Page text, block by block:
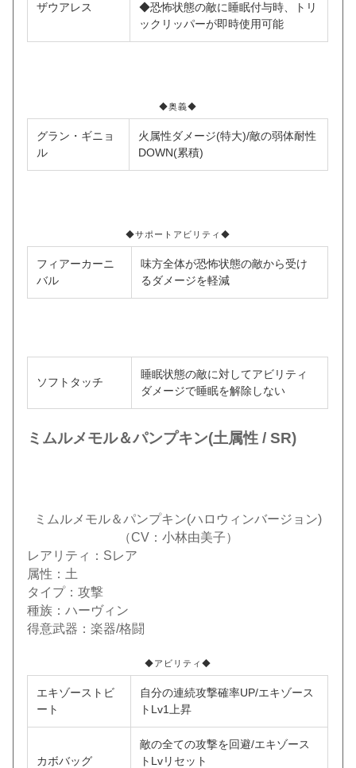
ザウアレス
◆恐怖状態の敵に睡眠付与時、トリ
ックリッパーが即時使用可能
◆奥義◆
グラン・ギニョ
ル
火属性ダメージ(特大)/敵の弱体耐性
DOWN(累積)
◆サポートアビリティ◆
フィアーカーニ
バル
味方全体が恐怖状態の敵から受け
るダメージを軽減
ソフトタッチ
睡眠状態の敵に対してアビリティ
ダメージで睡眠を解除しない
ミムルメモル＆パンプキン(土属性 / SR)
ミムルメモル＆パンプキン(ハロウィンバージョン)
（CV：小林由美子）
レアリティ：Sレア
属性：土
タイプ：攻撃
種族：ハーヴィン
得意武器：楽器/格闘
◆アビリティ◆
エキゾーストビ
ート
自分の連続攻撃確率UP/エキゾース
トLv1上昇
カボバッグ
敵の全ての攻撃を回避/エキゾース
トLvリセット